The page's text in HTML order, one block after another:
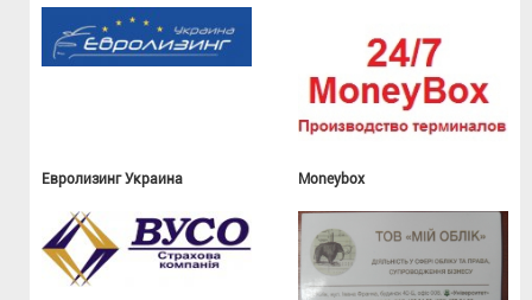
Евролизинг Украина Moneybox